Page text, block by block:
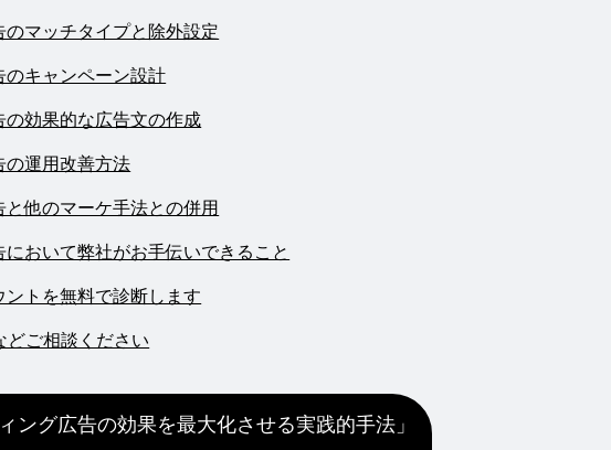
のマッチタイプと除外設定
のキャンペーン設計
の効果的な広告文の作成
の運用改善方法
と他のマーケ手法との併用
において弊社がお手伝いできること
トを無料で診断します
どご相談ください
ング広告の効果を最大化させる実践的手法」